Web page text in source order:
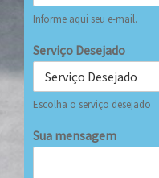
Informe aqui seu e-mail.
Serviço Desejado
Escolha o serviço desejado
Sua mensagem